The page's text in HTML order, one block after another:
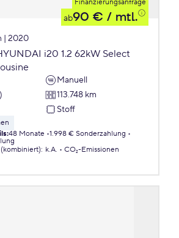
Finanzierungsanfrage
ab90 € / mtl.
| 2020
i20 1.2 62kW Select
Manuell
113.748 km
Stoff
:48 Monate 1.998 € Sonderzahlung
: k.A.
CO₂-Emissionen